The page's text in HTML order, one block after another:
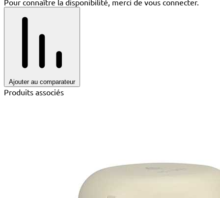
Ajouter au comparateur
Produits associés